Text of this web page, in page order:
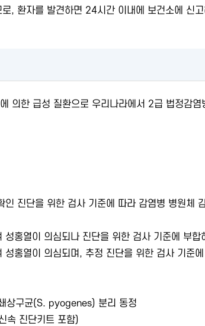
, 환자를 발견하면 24시간 이내에 보건소에 신
의한 급성 질환으로 우리나라에서 2급 법정감
진단을 위한 검사 기준에 따라 감염병 병원체
홍열이 의심되나 진단을 위한 검사 기준에 부합
성홍열이 의심되며, 추정 진단을 위한 검사 기
상구균(S. pyogenes) 분리 동정
속 진단키트 포함)